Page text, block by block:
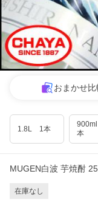
おまかせ比
1.8L 1本
本
MUGEN白波 芋焼酎
在庫なし